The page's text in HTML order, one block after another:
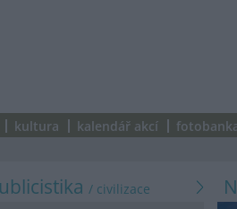
kultura kalendář akcí
/ civilizace